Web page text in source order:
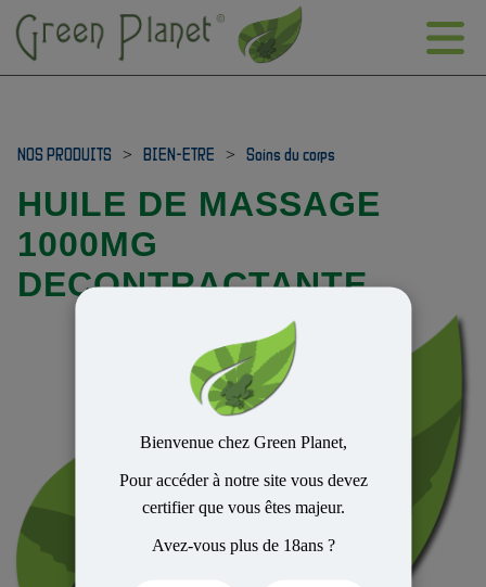
Bienvenue chez Green Planet,
Pour accéder à notre site vous devez
certifier que vous êtes majeur.
Avez-vous plus de 18ans ?
NOS PRODUITS > BIEN-ETRE > Soins du corps
HUILE DE MASSAGE
1000MG
DECONTRACTANTE